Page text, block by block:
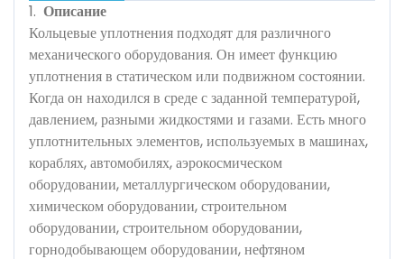
1. Описание
Кольцевые уплотнения подходят для различного
механического оборудования. Он имеет функцию
уплотнения в статическом или подвижном состоянии.
Когда он находился в среде с заданной температурой,
давлением, разными жидкостями и газами. Есть много
уплотнительных элементов, используемых в машинах,
кораблях, автомобилях, аэрокосмическом
оборудовании, металлургическом оборудовании,
химическом оборудовании, строительном
оборудовании, строительном оборудовании,
горнодобывающем оборудовании, нефтяном